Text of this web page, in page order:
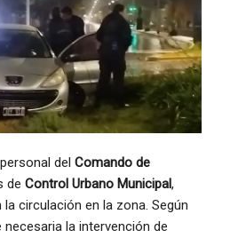
del Comando de
de Control Urbano Municipal,
circulación en la zona. Según
la intervención de